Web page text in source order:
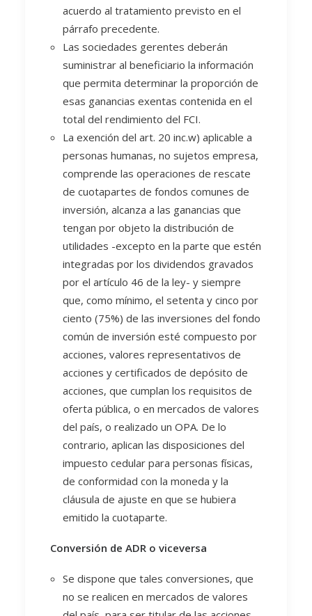
acuerdo al tratamiento previsto en el
párrafo precedente.
Las sociedades gerentes deberán
suministrar al beneficiario la información
que permita determinar la proporción de
esas ganancias exentas contenida en el
total del rendimiento del FCI.
La exención del art. 20 inc.w) aplicable a
personas humanas, no sujetos empresa,
comprende las operaciones de rescate
de cuotapartes de fondos comunes de
inversión, alcanza a las ganancias que
tengan por objeto la distribución de
utilidades -excepto en la parte que estén
integradas por los dividendos gravados
por el artículo 46 de la ley- y siempre
que, como mínimo, el setenta y cinco por
ciento (75%) de las inversiones del fondo
común de inversión esté compuesto por
acciones, valores representativos de
acciones y certificados de depósito de
acciones, que cumplan los requisitos de
oferta pública, o en mercados de valores
del país, o realizado un OPA. De lo
contrario, aplican las disposiciones del
impuesto cedular para personas físicas,
de conformidad con la moneda y la
cláusula de ajuste en que se hubiera
emitido la cuotaparte.
Conversión de ADR o viceversa
Se dispone que tales conversiones, que
no se realicen en mercados de valores